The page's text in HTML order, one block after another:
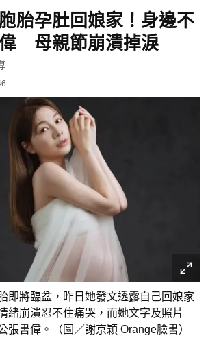
胎孕肚回娘家！身邊不
母親節崩潰掉淚
即將臨盆，昨日她發文透露自己回娘家
緒崩潰忍不住痛哭，而她文字及照片
張書偉。（圖／謝京穎 Orange 臉書）